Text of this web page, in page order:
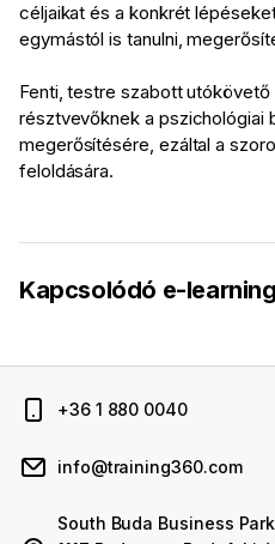
céljaikat és a konkrét
egymástól is tanulni,
Fenti, testre szabott
résztvevőknek a pszichológiai
megerősítésére, ezáltal a
feloldására.
Kapcsolódó e-
+36 1 880 0040
info@training360.com
South Buda Business